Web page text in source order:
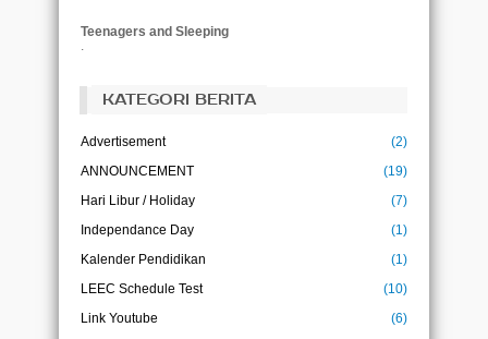
Teenagers and Sleeping
.
KATEGORI BERITA
Advertisement
(2)
ANNOUNCEMENT
(19)
Hari Libur / Holiday
(7)
Independance Day
(1)
Kalender Pendidikan
(1)
LEEC Schedule Test
(10)
Link Youtube
(6)